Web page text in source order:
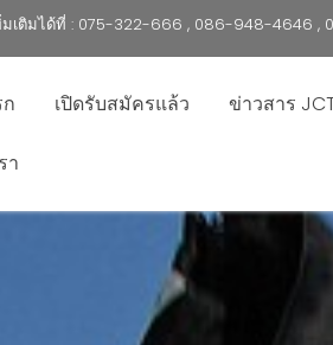
มเติมได้ที่ : 075-322-666 , 086-948-4646 ,
เปิดรับสมัครแล้ว ข่าวสาร
า